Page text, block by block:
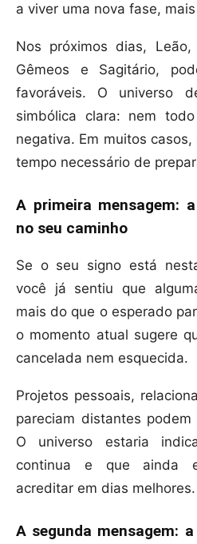
a viver uma nova fase,
Nos próximos dias, Leão,
Gêmeos e Sagitário,
favoráveis. O universo
simbólica clara: nem
negativa. Em muitos
tempo necessário de
A primeira mensagem:
no seu caminho
Se o seu signo está
você já sentiu que
mais do que o esperado
o momento atual sugere
cancelada nem esquecida.
Projetos pessoais,
pareciam distantes
O universo estaria
continua e que ainda
acreditar em dias melhores.
A segunda mensagem: